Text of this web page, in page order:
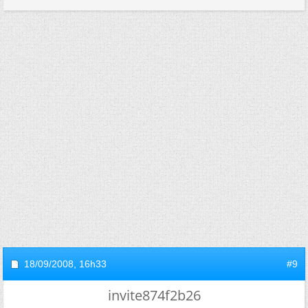
18/09/2008, 16h33 #9
invite874f2b26